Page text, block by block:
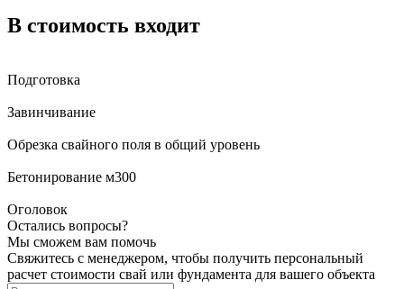
В стоимость входит
Подготовка
Завинчивание
Обрезка свайного поля в общий уровень
Бетонирование м300
Оголовок
Остались вопросы?
Мы сможем вам помочь
Свяжитесь с менеджером, чтобы получить персональный
расчет стоимости свай или фундамента для вашего объекта